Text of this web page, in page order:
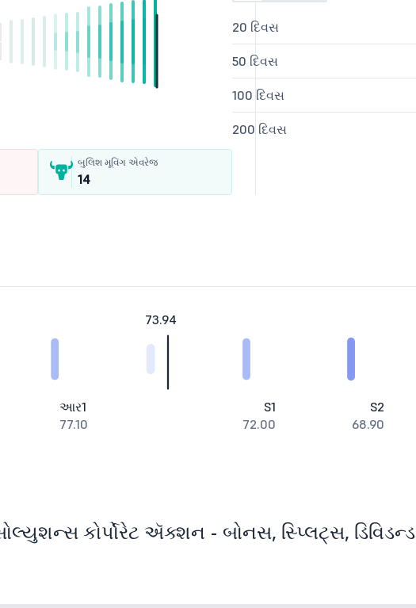
બુલિશ મૂવિંગ એવરેજ
14
20 દિવસ
50 દિવસ
100 દિવસ
200 દિવસ
73.94
આર1
77.10
S1
72.00
S2
68.90
કોર્પોરેટ ઍક્શન - બોનસ, સ્પ્લિટ્સ, ડિવિડન્ડ